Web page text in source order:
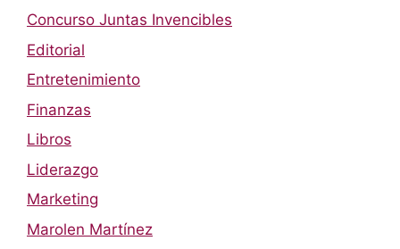
Concurso Juntas Invencibles
Editorial
Entretenimiento
Finanzas
Libros
Liderazgo
Marketing
Marolen Martínez